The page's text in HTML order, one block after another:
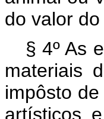
do valor
§ 4º As
materiais
impôsto
artísticos